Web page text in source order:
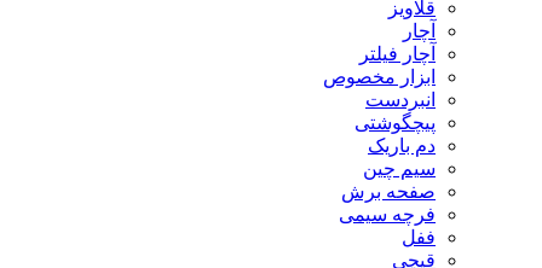
قلاویز
آچار
آچار فیلتر
ابزار مخصوص
انبردست
پیچگوشتی
دم باریک
سیم چین
صفحه برش
فرچه سیمی
ففل
قیچی